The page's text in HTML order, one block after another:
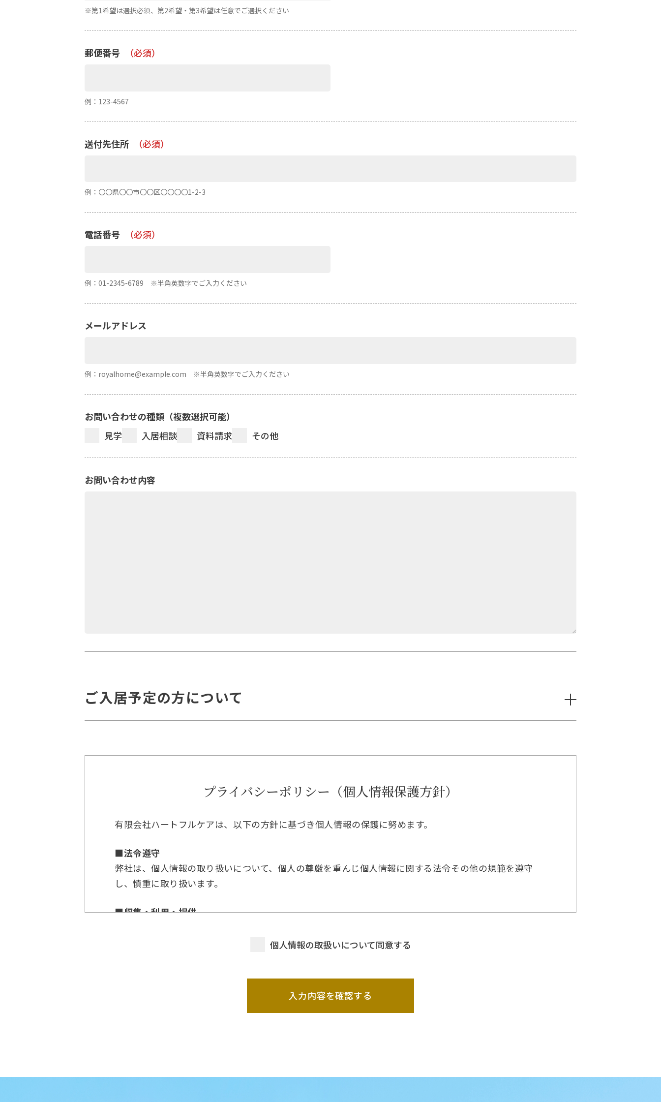
※第1希望は選択必須、第2希望・第3希望は任意でご選択ください
郵便番号 （必須）
例：123-4567
送付先住所 （必須）
例：〇〇県〇〇市〇〇区〇〇〇〇1-2-3
電話番号 （必須）
例：01-2345-6789 ※半角英数字でご入力ください
メールアドレス
例：royalhome@example.com ※半角英数字でご入力ください
お問い合わせの種類（複数選択可能）
見学
入居相談 資料請求 その他
お問い合わせ内容
ご入居予定の方について
プライバシーポリシー（個人情報保護方針）
有限会社ハートフルケアは、以下の方針に基づき個人情報の保護に努めます。
■法令遵守
弊社は、個人情報の取り扱いについて、個人の尊厳を重んじ個人情報に関する法令その他の規範を遵守
し、慎重に取り扱います。
■収集・利用・提供
ます。事前の許諾なく個人情報をその他の目的で使用、 第三者に開示、提供することはありません。ただ
個人情報の漏えい・破損・紛失を防ぐ為、安全管理を継続的に実施します。 個人情報を保護するために適
切な管理体制を講じるとともに、職員の個人情報保護に関する意識啓発・周知・実施に努めます。
個人情報の取扱いについて同意する